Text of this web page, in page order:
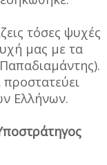
τόσες ψυχές
μας με τα
προστατεύει
Ελλήνων.